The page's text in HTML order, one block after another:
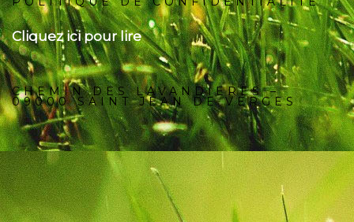
Cliquez ici pour lire
CHEMIN DES LAVANDIERES –
09000 SAINT JEAN DE VERGES